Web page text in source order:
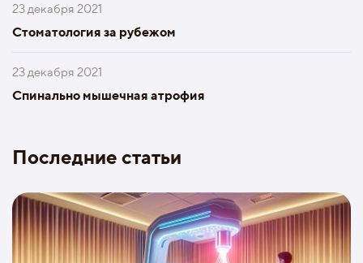
23 декабря 2021
Стоматология за рубежом
23 декабря 2021
Спинально мышечная атрофия
Последние статьи